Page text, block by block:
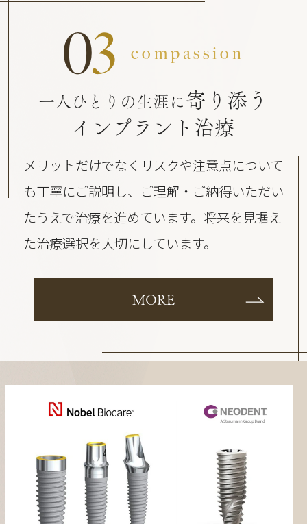
03 compassion
一人ひとりの生涯に 寄り添う
インプラント治療
メリットだけでなくリスクや注意点について
も丁寧にご説明し、ご理解・ご納得いただい
たうえで治療を進めています。将来を見据え
た治療選択を大切にしています。
MORE